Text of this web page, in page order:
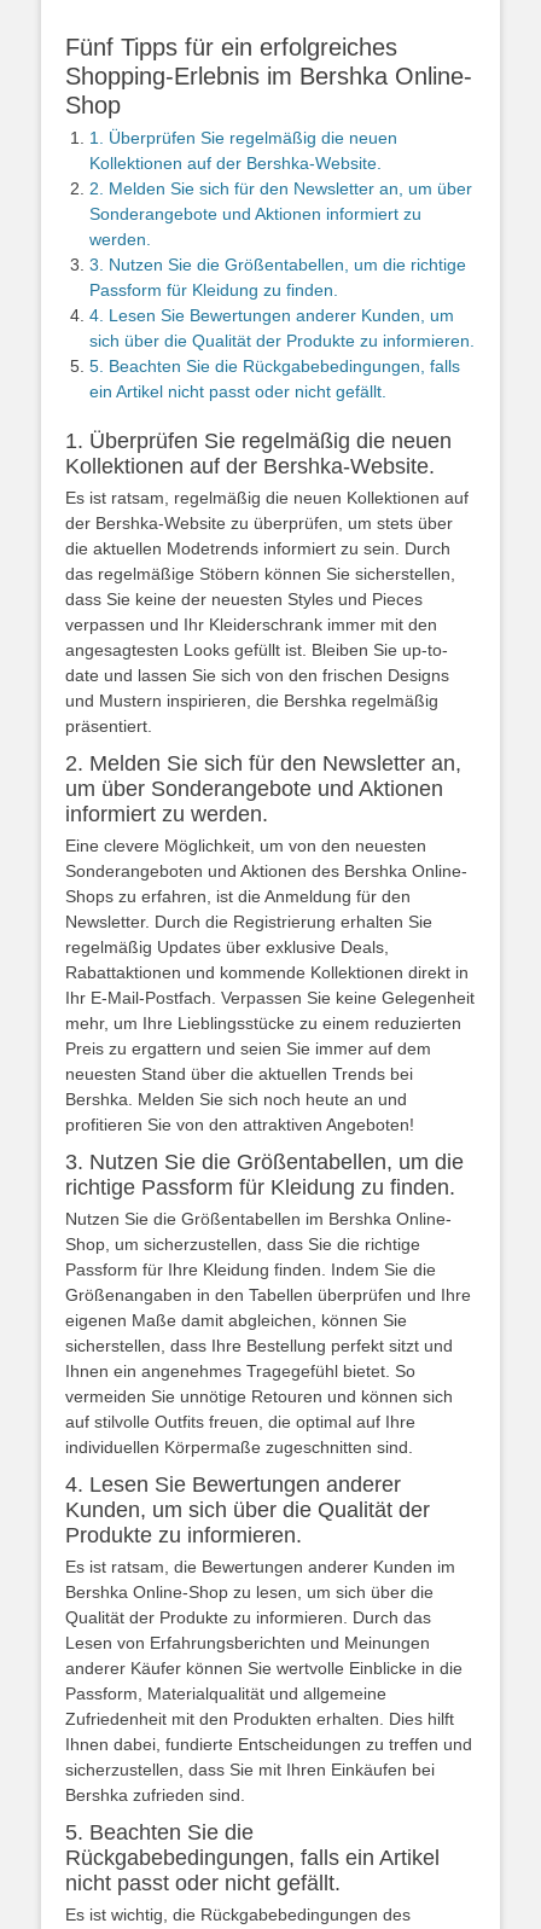
Fünf Tipps für ein erfolgreiches
Shopping-Erlebnis im Bershka Online-
Shop
1. Überprüfen Sie regelmäßig die neuen
Kollektionen auf der Bershka-Website.
2. Melden Sie sich für den Newsletter an, um über
Sonderangebote und Aktionen informiert zu
werden.
3. Nutzen Sie die Größentabellen, um die richtige
Passform für Kleidung zu finden.
4. Lesen Sie Bewertungen anderer Kunden, um
sich über die Qualität der Produkte zu informieren.
5. Beachten Sie die Rückgabebedingungen, falls
ein Artikel nicht passt oder nicht gefällt.
1. Überprüfen Sie regelmäßig die neuen
Kollektionen auf der Bershka-Website.
Es ist ratsam, regelmäßig die neuen Kollektionen auf
der Bershka-Website zu überprüfen, um stets über
die aktuellen Modetrends informiert zu sein. Durch
das regelmäßige Stöbern können Sie sicherstellen,
dass Sie keine der neuesten Styles und Pieces
verpassen und Ihr Kleiderschrank immer mit den
angesagtesten Looks gefüllt ist. Bleiben Sie up-to-
date und lassen Sie sich von den frischen Designs
und Mustern inspirieren, die Bershka regelmäßig
präsentiert.
2. Melden Sie sich für den Newsletter an,
um über Sonderangebote und Aktionen
informiert zu werden.
Eine clevere Möglichkeit, um von den neuesten
Sonderangeboten und Aktionen des Bershka Online-
Shops zu erfahren, ist die Anmeldung für den
Newsletter. Durch die Registrierung erhalten Sie
regelmäßig Updates über exklusive Deals,
Rabattaktionen und kommende Kollektionen direkt in
Ihr E-Mail-Postfach. Verpassen Sie keine Gelegenheit
mehr, um Ihre Lieblingsstücke zu einem reduzierten
Preis zu ergattern und seien Sie immer auf dem
neuesten Stand über die aktuellen Trends bei
Bershka. Melden Sie sich noch heute an und
profitieren Sie von den attraktiven Angeboten!
3. Nutzen Sie die Größentabellen, um die
richtige Passform für Kleidung zu finden.
Nutzen Sie die Größentabellen im Bershka Online-
Shop, um sicherzustellen, dass Sie die richtige
Passform für Ihre Kleidung finden. Indem Sie die
Größenangaben in den Tabellen überprüfen und Ihre
eigenen Maße damit abgleichen, können Sie
sicherstellen, dass Ihre Bestellung perfekt sitzt und
Ihnen ein angenehmes Tragegefühl bietet. So
vermeiden Sie unnötige Retouren und können sich
auf stilvolle Outfits freuen, die optimal auf Ihre
individuellen Körpermaße zugeschnitten sind.
4. Lesen Sie Bewertungen anderer
Kunden, um sich über die Qualität der
Produkte zu informieren.
Es ist ratsam, die Bewertungen anderer Kunden im
Bershka Online-Shop zu lesen, um sich über die
Qualität der Produkte zu informieren. Durch das
Lesen von Erfahrungsberichten und Meinungen
anderer Käufer können Sie wertvolle Einblicke in die
Passform, Materialqualität und allgemeine
Zufriedenheit mit den Produkten erhalten. Dies hilft
Ihnen dabei, fundierte Entscheidungen zu treffen und
sicherzustellen, dass Sie mit Ihren Einkäufen bei
Bershka zufrieden sind.
5. Beachten Sie die
Rückgabebedingungen, falls ein Artikel
nicht passt oder nicht gefällt.
Es ist wichtig, die Rückgabebedingungen des